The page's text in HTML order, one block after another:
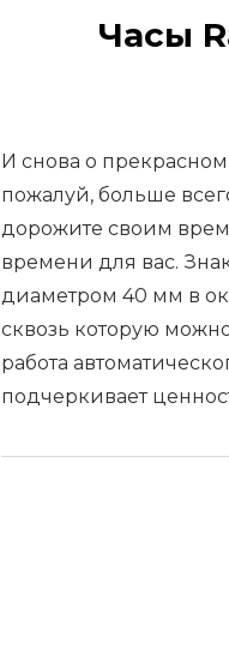
f
2
5
Часы
И снова о
пожалуй, больше
дорожите своим
времени для вас.
диаметром 40 мм в
сквозь которую
работа
подчеркивает